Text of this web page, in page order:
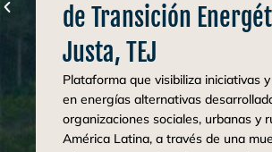
de Transición
Justa, TEJ
Plataforma que visibiliza iniciativas
en energías alternativas
organizaciones sociales, urbanas y
América Latina, a través de una